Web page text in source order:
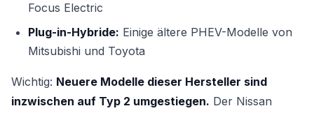
Focus Electric
Plug-in-Hybride: Einige ältere PHEV-Modelle von
Mitsubishi und Toyota
Wichtig: Neuere Modelle dieser Hersteller sind
inzwischen auf Typ 2 umgestiegen. Der Nissan